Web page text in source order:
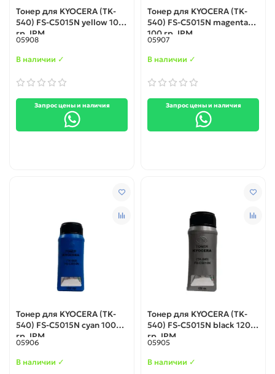
Тонер для KYOCERA (TK-
540) FS-C5015N yellow 100
гр. IPM
05908
В наличии ✓
Запрос цены и наличия
Тонер для KYOCERA (TK-
540) FS-C5015N magenta
100 гр. IPM
05907
В наличии ✓
Запрос цены и наличия
Тонер для KYOCERA (TK-
540) FS-C5015N cyan 100
гр. IPM
05906
В наличии ✓
Тонер для KYOCERA (TK-
540) FS-C5015N black 120
гр. IPM
05905
В наличии ✓